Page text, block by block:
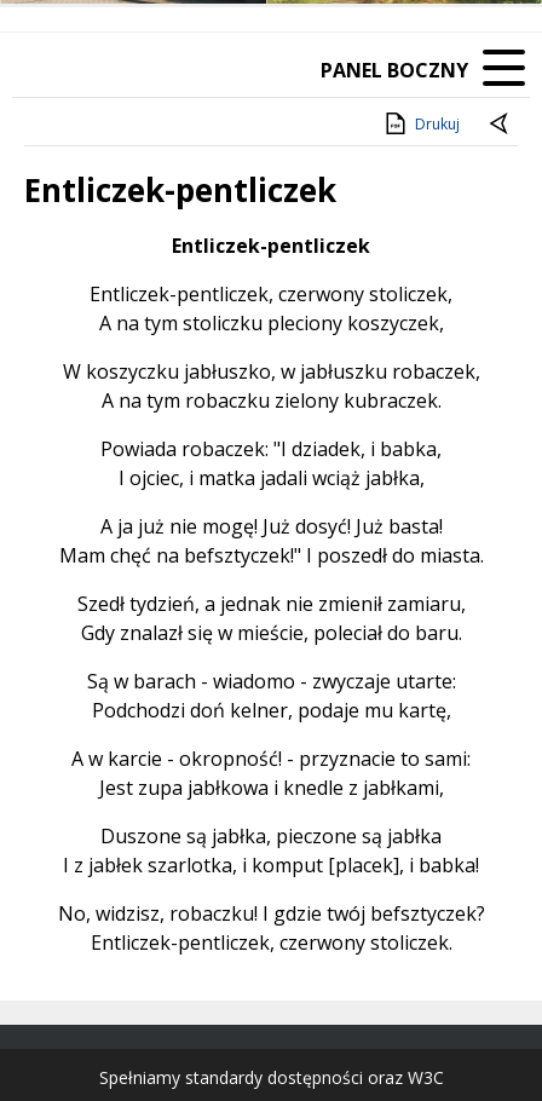
PANEL BOCZNY
Drukuj
Entliczek-pentliczek
Entliczek-pentliczek
Entliczek-pentliczek, czerwony stoliczek,
A na tym stoliczku pleciony koszyczek,
W koszyczku jabłuszko, w jabłuszku robaczek,
A na tym robaczku zielony kubraczek.
Powiada robaczek: "I dziadek, i babka,
I ojciec, i matka jadali wciąż jabłka,
A ja już nie mogę! Już dosyć! Już basta!
Mam chęć na befsztyczek!" I poszedł do miasta.
Szedł tydzień, a jednak nie zmienił zamiaru,
Gdy znalazł się w mieście, poleciał do baru.
Są w barach - wiadomo - zwyczaje utarte:
Podchodzi doń kelner, podaje mu kartę,
A w karcie - okropność! - przyznacie to sami:
Jest zupa jabłkowa i knedle z jabłkami,
Duszone są jabłka, pieczone są jabłka
I z jabłek szarlotka, i komput [placek], i babka!
No, widzisz, robaczku! I gdzie twój befsztyczek?
Entliczek-pentliczek, czerwony stoliczek.
Spełniamy standardy dostępności oraz W3C